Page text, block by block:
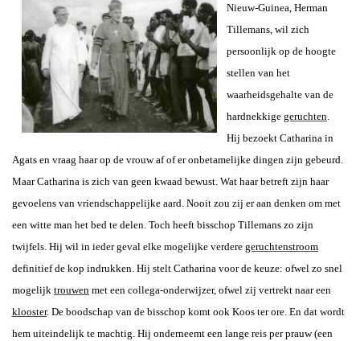
Nieuw-Guinea, Herman
Tillemans, wil zich
persoonlijk op de hoogte
stellen van het
waarheidsgehalte van de
hardnekkige geruchten.
Hij bezoekt Catharina in
Agats en vraag haar op de vrouw af of er onbetamelijke dingen zijn gebeurd.
Maar Catharina is zich van geen kwaad bewust. Wat haar betreft zijn haar
gevoelens van vriendschappelijke aard. Nooit zou zij er aan denken om met
een witte man het bed te delen. Toch heeft bisschop Tillemans zo zijn
twijfels. Hij wil in ieder geval elke mogelijke verdere geruchtenstroom
definitief de kop indrukken. Hij stelt Catharina voor de keuze: ofwel zo snel
mogelijk trouwen met een collega-onderwijzer, ofwel zij vertrekt naar een
klooster. De boodschap van de bisschop komt ook Koos ter ore. En dat wordt
hem uiteindelijk te machtig. Hij onderneemt een lange reis per prauw (een